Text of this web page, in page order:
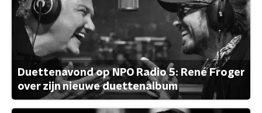
Duettenavond op NPO Radio 5: René Froger
over zijn nieuwe duettenalbum